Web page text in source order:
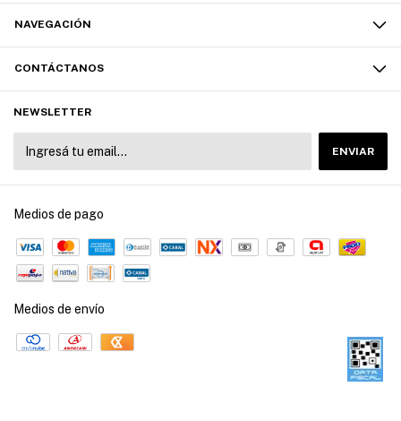
NAVEGACIÓN
CONTÁCTANOS
NEWSLETTER
Medios de pago
Medios de envío